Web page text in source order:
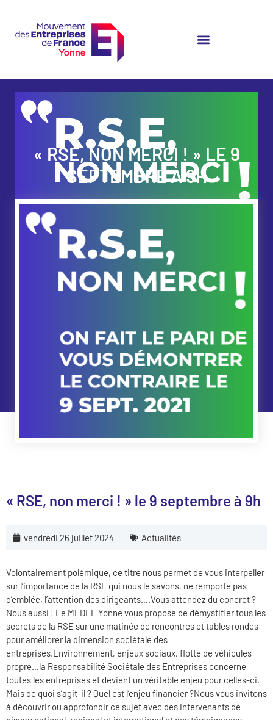
« RSE, NON MERCI ! » LE 9
SEPTEMBRE À 9H
« RSE, non merci ! » le 9 septembre à 9h
vendredi 26 juillet 2024 Actualités
Volontairement polémique, ce titre nous permet de vous interpeller
sur l’importance de la RSE qui nous le savons, ne remporte pas
d’emblée, l’attention des dirigeants….Vous attendez du concret ?
Nous aussi ! Le MEDEF Yonne vous propose de démystifier tous les
secrets de la RSE sur une matinée de rencontres et tables rondes
pour améliorer la dimension sociétale des
entreprises.Environnement, enjeux sociaux, flotte de véhicules
propre…la Responsabilité Sociétale des Entreprises concerne
toutes les entreprises et devient un véritable enjeu pour celles-ci.
Mais de quoi s’agit-il ? Quel est l’enjeu financier ?Nous vous invitons
à découvrir ou approfondir ce sujet avec des intervenants de